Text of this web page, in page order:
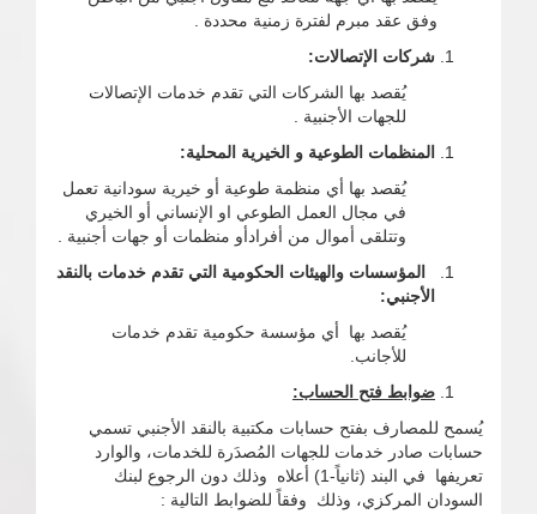
وفق عقد مبرم لفترة زمنية محددة .
شركات الإتصالات:
يُقصد بها الشركات التي تقدم خدمات الإتصالات
للجهات الأجنبية .
المنظمات الطوعية و الخيرية المحلية:
يُقصد بها أي منظمة طوعية أو خيرية سودانية تعمل
في مجال العمل الطوعي او الإنساني أو الخيري
وتتلقى أموال من أفرادأو منظمات أو جهات أجنبية .
المؤسسات والهيئات الحكومية التي تقدم خدمات بالنقد
الأجنبي:
يُقصد بها أي مؤسسة حكومية تقدم خدمات
للأجانب.
ضوابط فتح الحساب:
يُسمح للمصارف بفتح حسابات مكتبية بالنقد الأجنبي تسمي
حسابات صادر خدمات للجهات المُصدَرة للخدمات، والوارد
تعريفها في البند (ثانياً-1) أعلاه وذلك دون الرجوع لبنك
السودان المركزي، وذلك وفقاً للضوابط التالية :